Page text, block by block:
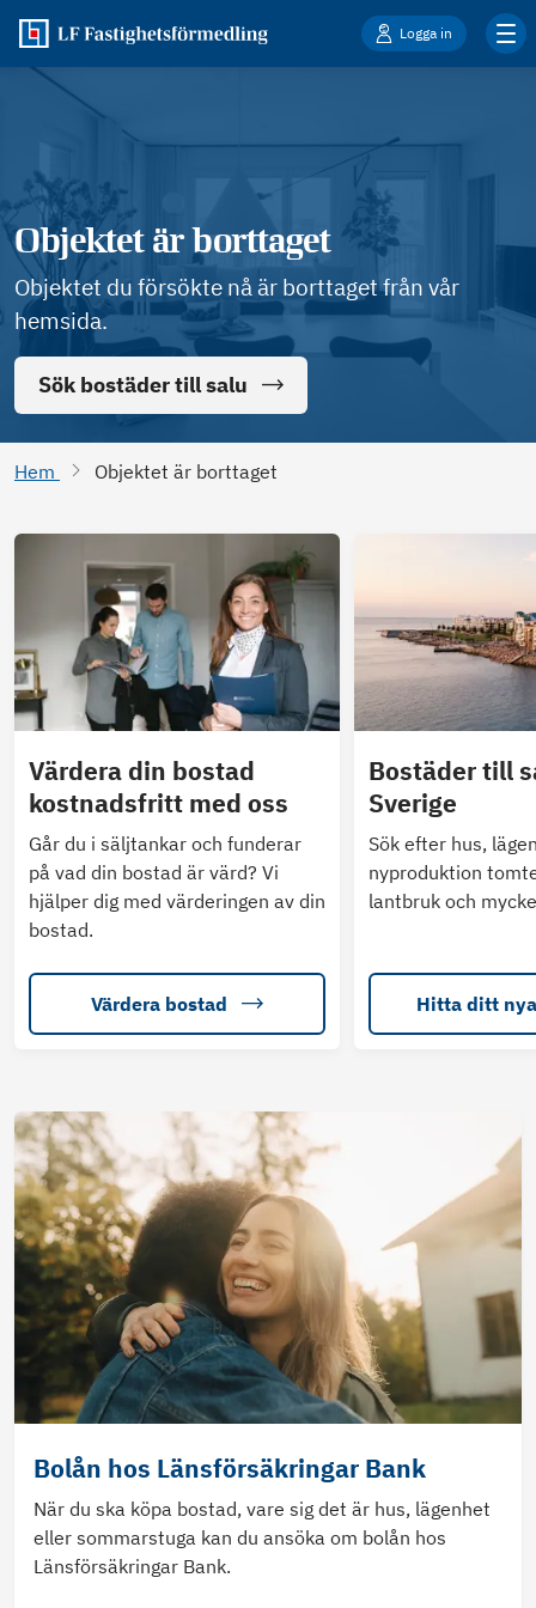
Logga in
Objektet är borttaget
Objektet du försökte nå är borttaget från vår
hemsida.
Sök bostäder till salu
Hem Objektet är borttaget
Värdera din bostad
kostnadsfritt med oss
Går du i säljtankar och funderar
på vad din bostad är värd? Vi
hjälper dig med värderingen av din
bostad.
Värdera bostad
Bostäder till
Sverige
Sök efter hus,
nyproduktion
lantbruk och
Hitta ditt
Bolån hos Länsförsäkringar Bank
När du ska köpa bostad, vare sig det är hus, lägenhet
eller sommarstuga kan du ansöka om bolån hos
Länsförsäkringar Bank.